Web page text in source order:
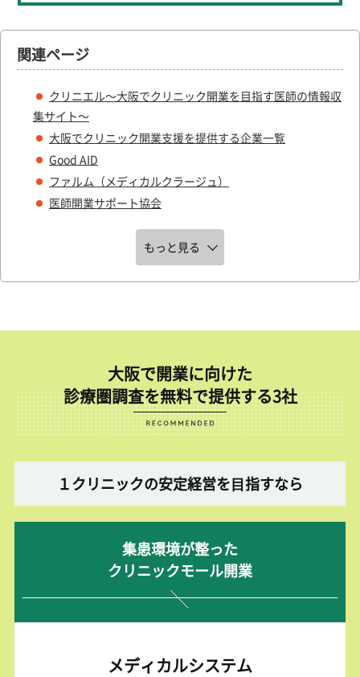
関連ページ
クリニエル～大阪でクリニック開業を目指す医師の情報収
集サイト～
大阪でクリニック開業支援を提供する企業一覧
Good AID
ファルム（メディカルクラージュ）
医師開業サポート協会
もっと見る
大阪で開業に向けた
診療圏調査を無料で提供する3社
１クリニックの安定経営を⽬指すなら
集患環境が整った
クリニックモール開業
メディカルシステム